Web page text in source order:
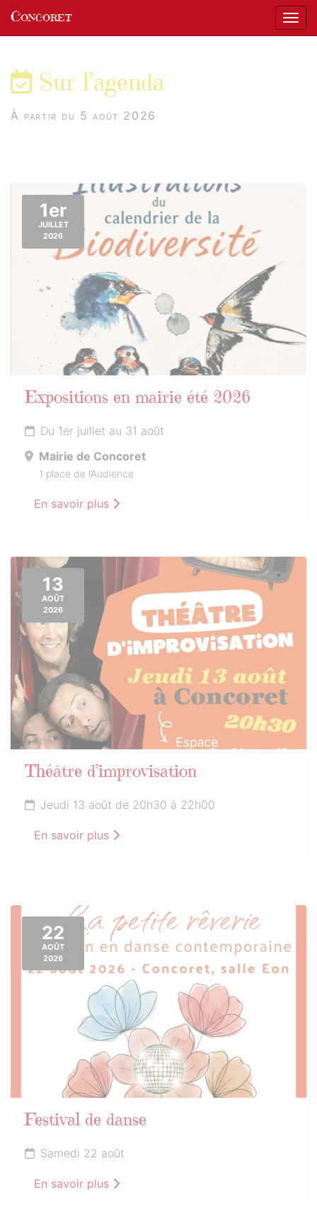
Concoret
Sur l’agenda
À partir du 5 août 2026
1er
JUILLET
2026
Expositions en mairie été 2026
Du 1er juillet au 31 août
Mairie de Concoret
1 place de l’Audience
En savoir plus
13
AOÛT
2026
Théâtre d’improvisation
Jeudi 13 août de 20h30 à 22h00
En savoir plus
22
AOÛT
2026
Festival de danse
Samedi 22 août
En savoir plus
Panneau de gestion des cookies